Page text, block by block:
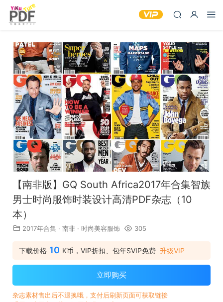
【南非版】GQ South Africa2017年合集智族
男士时尚服饰时装设计高清PDF杂志（10
本）
2017年合集 · 南非 · 时尚美容服饰 305
下载价格 10 K币，VIP折扣、包年SVIP免费 升级VIP
立即购买
杂志素材售出后不退换哦，支付后刷新页面可获取链接